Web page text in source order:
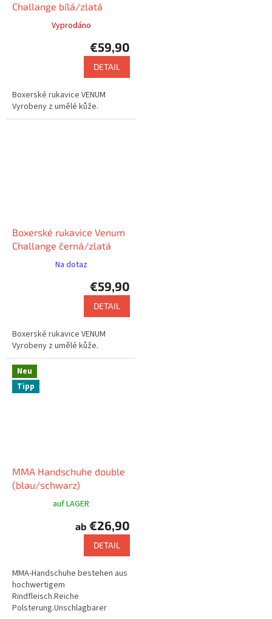
Challange bílá/zlatá
Vyprodáno
€59,90
DETAIL
Boxerské rukavice VENUM
Vyrobeny z umělé kůže.
Boxerské rukavice Venum
Challange černá/zlatá
Na dotaz
€59,90
DETAIL
Boxerské rukavice VENUM
Vyrobeny z umělé kůže.
Neu
Tipp
MMA Handschuhe double
(blau/schwarz)
auf LAGER
ab €26,90
DETAIL
MMA-Handschuhe bestehen aus
hochwertigem
Rindfleisch.Reiche
Polsterung.Unschlagbarer